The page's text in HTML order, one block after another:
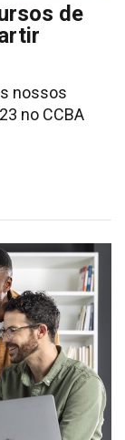
de
nossos
no CCBA